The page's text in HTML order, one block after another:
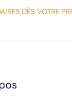
DÈS VOTRE